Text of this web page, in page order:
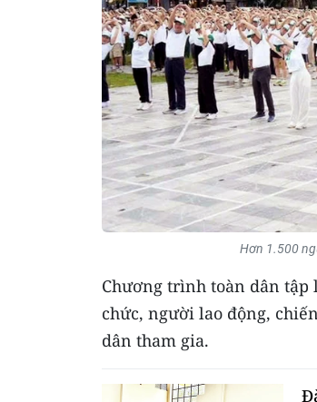
Hơn 1.500
Chương trình toàn dân tập
chức, người lao động,
dân tham gia.